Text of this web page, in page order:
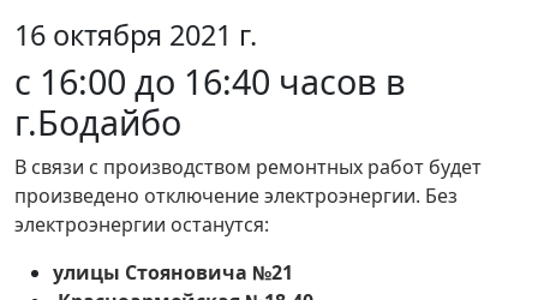
16 октября 2021 г.
с 16:00 до 16:40 часов в
г.Бодайбо
В связи с производством ремонтных работ будет
произведено отключение электроэнергии. Без
электроэнергии останутся:
улицы Стояновича №21